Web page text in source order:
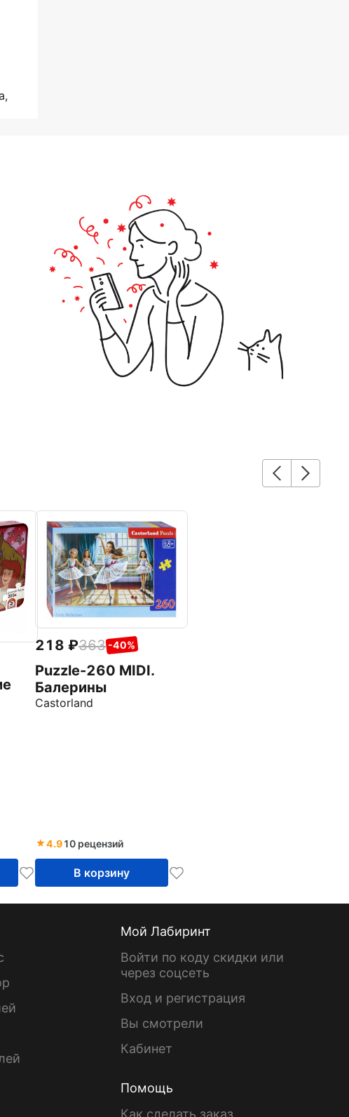
218 363 -40%
Puzzle-260 MIDI.
Балерины
Castorland
4.910 рецензий
В корзину
Мой Лабиринт
Войти по коду скидки или
через соцсеть
Вход и регистрация
Вы смотрели
Кабинет
Помощь
Как сделать заказ